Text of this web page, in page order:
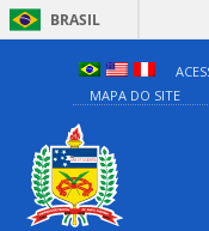
BRASIL
MAPA DO SITE